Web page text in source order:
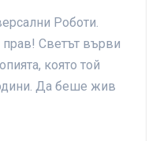
Роботи.
Светът върви
която той
Да беше жив